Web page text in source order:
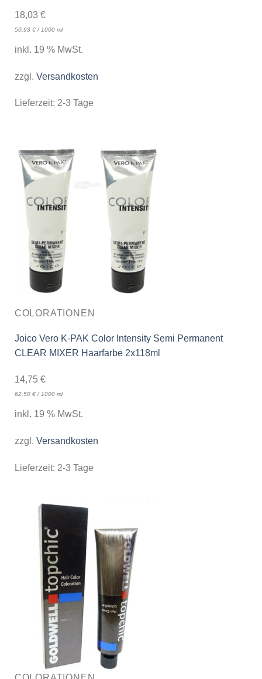
18,03 €
50,93 €/ 1000 ml
inkl. 19 % MwSt.
zzgl. Versandkosten
Lieferzeit: 2-3 Tage
COLORATIONEN
Joico Vero K-PAK Color Intensity Semi Permanent
CLEAR MIXER Haarfarbe 2x118ml
14,75 €
62,50 €/1000 ml
inkl. 19 % MwSt.
zzgl. Versandkosten
Lieferzeit: 2-3 Tage